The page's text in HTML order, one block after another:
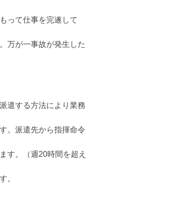
って仕事を完遂して
万が一事故が発生した
遣する方法により業務
。派遣先から指揮命令
す。（週20時間を超え
。